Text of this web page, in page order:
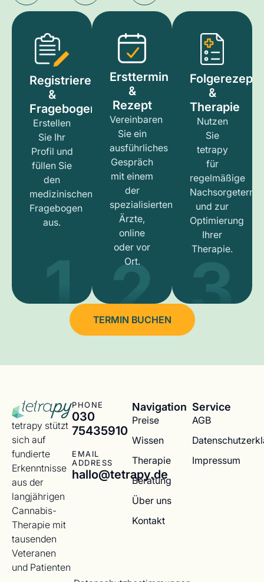
Registrieren
&
Fragebogen
Erstellen
Sie Ihr
Profil und
füllen Sie
den
medizinischen
Fragebogen
aus.
1
Ersttermin
&
Rezept
Vereinbaren
Sie ein
ausführliches
Gespräch
mit einem
der
spezialisierten
Ärzte,
online
oder vor
Ort.
2
Folgerezept
&
Therapie
Nutzen
Sie
tetrapy
für
regelmäßige
und zur
Optimierung
Ihrer
Therapie.
3
TERMIN BUCHEN
tetrapy stützt
sich auf
fundierte
Erkenntnisse
aus der
langjährigen
Cannabis-
Therapie mit
tausenden
Veteranen
und Patienten
PHONE
030
75435910
EMAIL
ADDRESS
hallo@tetrapy.de
Navigation
Preise
Wissen
Therapie
Beratung
Über uns
Kontakt
Service
AGB
Impressum